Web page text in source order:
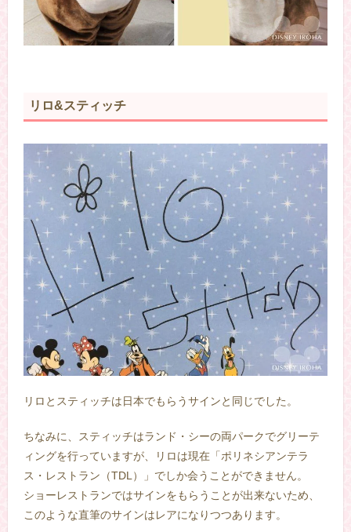
リロ&スティッチ
リロとスティッチは日本でもらうサインと同じでした。
ちなみに、スティッチはランド・シーの両パークでグリーテ
ィングを行っていますが、リロは現在「ポリネシアンテラ
ス・レストラン（TDL）」でしか会うことができません。
ショーレストランではサインをもらうことが出来ないため、
このような直筆のサインはレアになりつつあります。